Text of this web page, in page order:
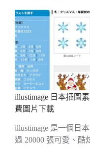
illustimage 日本插圖
費圖片下載
illustimage 是一個日
過 20000 張可愛、酷